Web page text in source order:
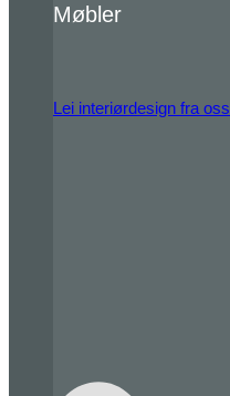
Møbler
Lei interiørdesign fra oss